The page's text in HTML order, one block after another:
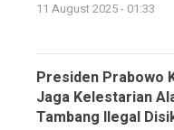
11 August 2025 - 01:33
Presiden Prabowo
Jaga Kelestarian
Tambang Ilegal